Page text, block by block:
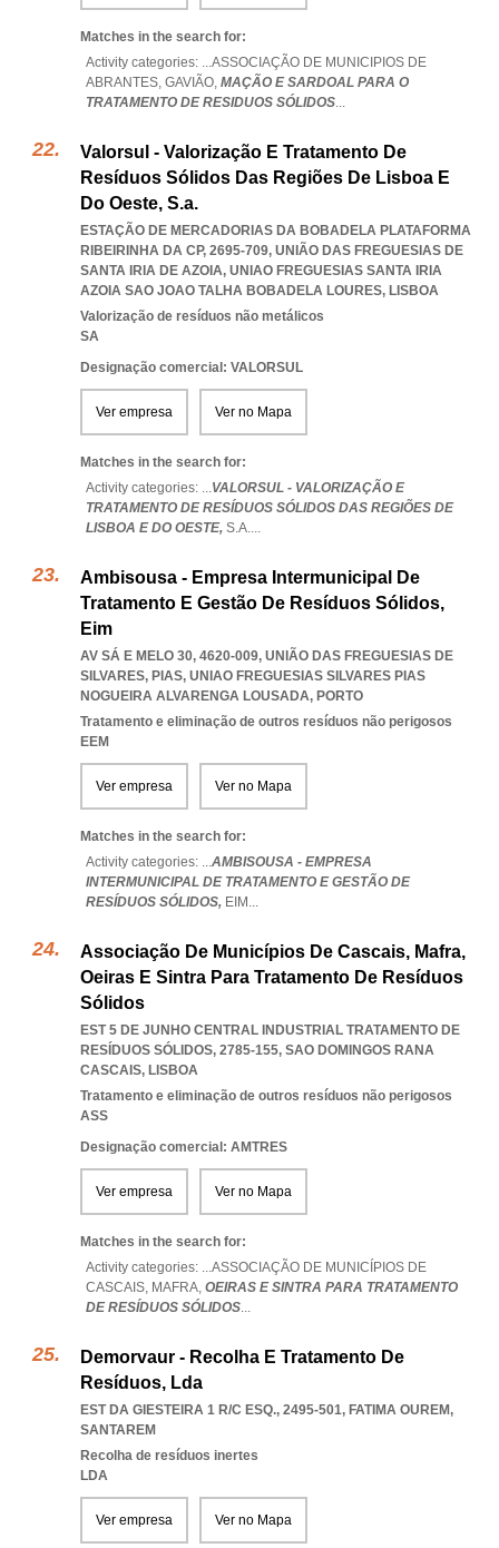
Matches in the search for:
Activity categories: ...ASSOCIAÇÃO DE MUNICIPIOS DE
ABRANTES, GAVIÃO, MAÇÃO E SARDOAL PARA O
TRATAMENTO DE RESIDUOS SÓLIDOS...
Valorsul - Valorização E Tratamento De
Resíduos Sólidos Das Regiões De Lisboa E
Do Oeste, S.a.
ESTAÇÃO DE MERCADORIAS DA BOBADELA PLATAFORMA
RIBEIRINHA DA CP, 2695-709, UNIÃO DAS FREGUESIAS DE
SANTA IRIA DE AZOIA, UNIAO FREGUESIAS SANTA IRIA
AZOIA SAO JOAO TALHA BOBADELA LOURES, LISBOA
Valorização de resíduos não metálicos
SA
Designação comercial: VALORSUL
Ver empresa Ver no Mapa
Matches in the search for:
Activity categories: ...VALORSUL - VALORIZAÇÃO E
TRATAMENTO DE RESÍDUOS SÓLIDOS DAS REGIÕES DE
LISBOA E DO OESTE, S.A....
Ambisousa - Empresa Intermunicipal De
Tratamento E Gestão De Resíduos Sólidos,
Eim
AV SÁ E MELO 30, 4620-009, UNIÃO DAS FREGUESIAS DE
SILVARES, PIAS, UNIAO FREGUESIAS SILVARES PIAS
NOGUEIRA ALVARENGA LOUSADA, PORTO
Tratamento e eliminação de outros resíduos não perigosos
EEM
Ver empresa Ver no Mapa
Matches in the search for:
Activity categories: ...AMBISOUSA - EMPRESA
INTERMUNICIPAL DE TRATAMENTO E GESTÃO DE
RESÍDUOS SÓLIDOS, EIM ...
Associação De Municípios De Cascais, Mafra,
Oeiras E Sintra Para Tratamento De Resíduos
Sólidos
EST 5 DE JUNHO CENTRAL INDUSTRIAL TRATAMENTO DE
RESÍDUOS SÓLIDOS, 2785-155, SAO DOMINGOS RANA
CASCAIS, LISBOA
Tratamento e eliminação de outros resíduos não perigosos
ASS
Designação comercial: AMTRES
Ver empresa Ver no Mapa
Matches in the search for:
Activity categories: ...ASSOCIAÇÃO DE MUNICÍPIOS DE
CASCAIS, MAFRA, OEIRAS E SINTRA PARA TRATAMENTO
DE RESÍDUOS SÓLIDOS...
Demorvaur - Recolha E Tratamento De
Resíduos, Lda
EST DA GIESTEIRA 1 R/C ESQ., 2495-501, FATIMA OUREM,
SANTAREM
Recolha de resíduos inertes
LDA
Ver empresa Ver no Mapa